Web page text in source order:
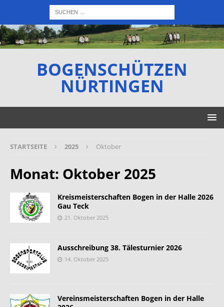
BOGENSCHÜTZEN
NÜRTINGEN
STARTSEITE 2025 Oktober
Monat: Oktober 2025
Kreismeisterschaften Bogen in der Halle 2026
Gau Teck
21. Oktober 2025
Ausschreibung 38. Tälesturnier 2026
14. Oktober 2025
Vereinsmeisterschaften Bogen in der Halle